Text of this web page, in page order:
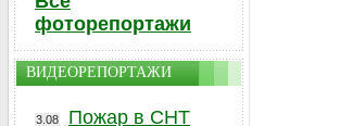
фоторепортажи
ВИДЕОРЕПОРТАЖИ
3.08
Пожар в СНТ